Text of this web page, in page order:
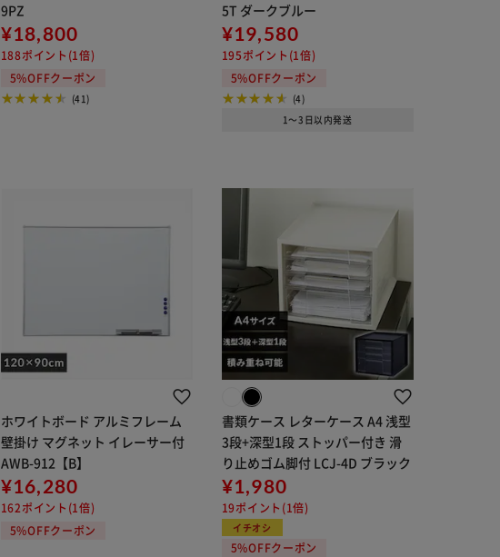
9PZ
¥18,800
188ポイント(1倍)
5%OFFクーポン
(41)
5T ダークブルー
¥19,580
195ポイント(1倍)
5%OFFクーポン
(4)
1～3日以内発送
ホワイトボード アルミフレーム
壁掛け マグネット イレーサー付
AWB-912【B】
¥16,280
162ポイント(1倍)
5%OFFクーポン
書類ケース レターケース A4 浅型
3段+深型1段 ストッパー付き 滑
り止めゴム脚付 LCJ-4D ブラック
¥1,980
19ポイント(1倍)
イチオシ
5%OFFクーポン